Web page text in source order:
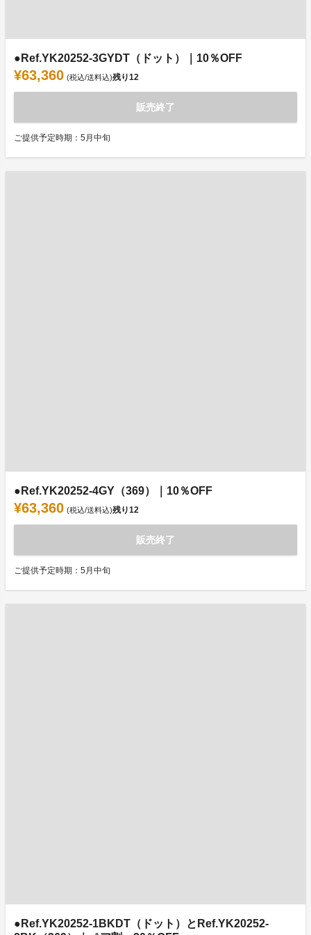
●Ref.YK20252-3GYDT（ドット）｜10％OFF
¥63,360 (税込/送料込)残り12
販売終了
ご提供予定時期：5月中旬
●Ref.YK20252-4GY（369）｜10％OFF
¥63,360 (税込/送料込)残り12
販売終了
ご提供予定時期：5月中旬
●Ref.YK20252-1BKDT（ドット）とRef.YK20252-